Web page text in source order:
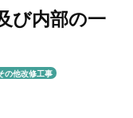
び内部の一
の他改修工事